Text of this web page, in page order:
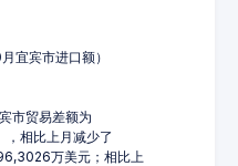
宜宾市进口额）
市贸易差额为
相比上月减少了
万美元；相比上